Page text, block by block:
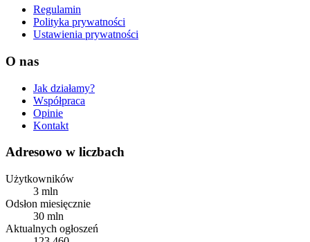
Regulamin
Polityka prywatności
Ustawienia prywatności
O nas
Jak działamy?
Współpraca
Opinie
Kontakt
Adresowo w liczbach
Użytkowników
3 mln
Odsłon miesięcznie
30 mln
Aktualnych ogłoszeń